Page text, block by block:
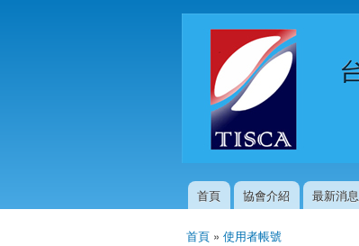
主選單
首頁 協會介紹 最新消息
首頁 » 使用者帳號